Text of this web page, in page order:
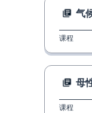
气
课程
母
课程